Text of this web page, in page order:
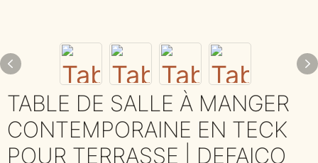
TABLE DE SALLE À MANGER
CONTEMPORAINE EN TECK
POUR TERRASSE | DEFAICO